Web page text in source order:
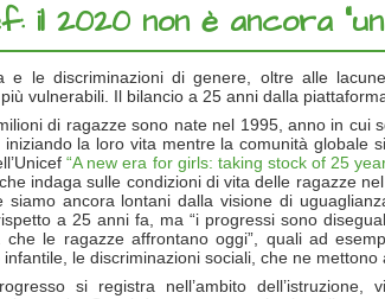
il 2020 non è ancora
e le discriminazioni di genere, oltre alle
vulnerabili. Il bilancio a 25 anni dalla
di ragazze sono nate nel 1995, anno in cui
iniziando la loro vita mentre la comunità globale
“A new era for girls: taking stock of 25
indaga sulle condizioni di vita delle ragazze
siamo ancora lontani dalla visione di
a 25 anni fa, ma “i progressi sono
che le ragazze affrontano oggi”, quali ad
le discriminazioni sociali, che ne
si registra nell’ambito